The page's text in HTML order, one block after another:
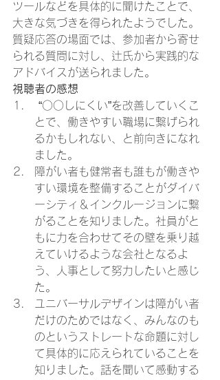
ツールなどを具体的に聞けたことで、
大きな気づきを得られたようでした。
質疑応答の場面では、参加者から寄せ
られる質問に対し、辻󠄀氏から実践的な
アドバイスが送られました。
視聴者の感想
とで、働きやすい職場に繋げられ
るかもしれない、と前向きになれ
ました。
障がい者も健常者も誰もが働きや
すい環境を整備することがダイバ
ーシティ＆インクルージョンに繋
がることを知りました。社員がと
もに力を合わせてその壁を乗り越
えていけるような会社となるよ
う、人事として努力したいと感じ
た。
ユニバーサルデザインは障がい者
だけのためではなく、みんなのも
のというストレートな命題に対し
て具体的に応えられていることを
知りました。話を聞いて感動する